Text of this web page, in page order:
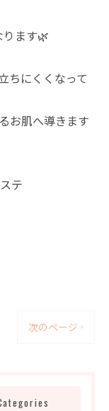
ます🌿
ちにくくなって
お肌へ導きます
テ
次のページ >